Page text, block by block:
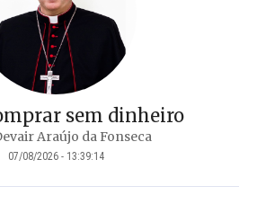
sem dinheiro
Araújo da Fonseca
07/08/2026 - 13:39:14